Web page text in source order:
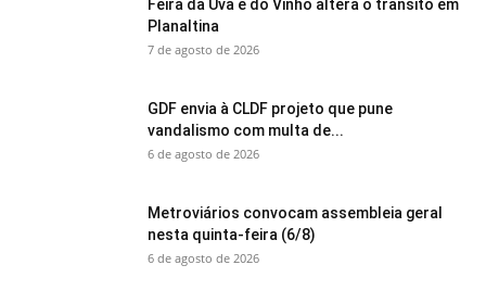
Feira da Uva e do Vinho altera o trânsito em
Planaltina
7 de agosto de 2026
GDF envia à CLDF projeto que pune
vandalismo com multa de...
6 de agosto de 2026
Metroviários convocam assembleia geral
nesta quinta-feira (6/8)
6 de agosto de 2026